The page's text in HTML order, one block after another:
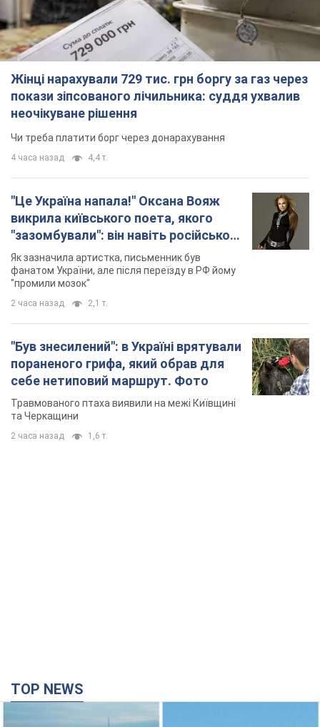
Жінці нарахували 729 тис. грн боргу за газ через
покази зіпсованого лічильника: суддя ухвалив
неочікуване рішення
Чи треба платити борг через донарахування
4 часа назад 4,4 т.
"Це Україна напала!" Оксана Вояж
викрила київського поета, якого
"зазомбували": він навіть російської
не знав, а тепер хоче геноциду
українців
Як зазначила артистка, письменник був
фанатом України, але після переїзду в РФ йому
"промили мозок"
2 часа назад 2,1 т.
"Був знесилений": в Україні врятували
пораненого грифа, який обрав для
себе нетиповий маршрут. Фото
Травмованого птаха виявили на межі Київщині
та Черкащини
2 часа назад 1,6 т.
TOP NEWS